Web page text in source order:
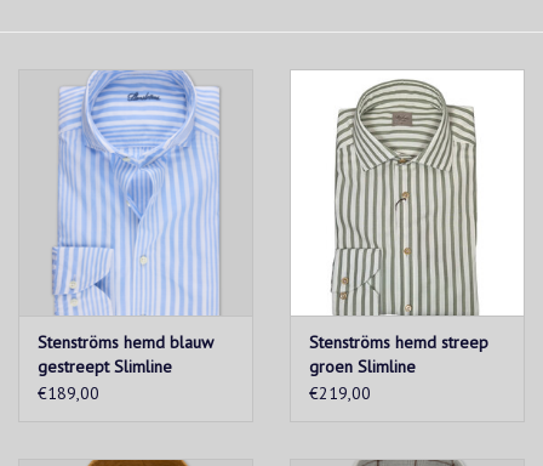
Stenströms hemd blauw
gestreept Slimline
€189,00
Stenströms hemd streep
groen Slimline
€219,00